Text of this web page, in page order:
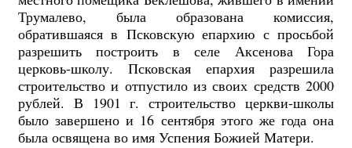
Трумалево, была образована комиссия,
обратившаяся в Псковскую епархию с просьбой
разрешить построить в селе Аксенова Гора
церковь-школу. Псковская епархия разрешила
строительство и отпустило из своих средств 2000
рублей. В 1901 г. строительство церкви-школы
было завершено и 16 сентября этого же года она
была освящена во имя Успения Божией Матери.